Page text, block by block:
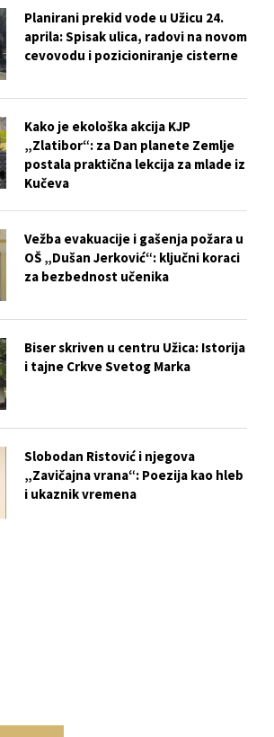
Planirani prekid vode u Užicu 24.
aprila: Spisak ulica, radovi na novom
cevovodu i pozicioniranje cisterne
Kako je ekološka akcija KJP
„Zlatibor“: za Dan planete Zemlje
postala praktična lekcija za mlade iz
Kučeva
Vežba evakuacije i gašenja požara u
OŠ „Dušan Jerković“: ključni koraci
za bezbednost učenika
Biser skriven u centru Užica: Istorija
i tajne Crkve Svetog Marka
Slobodan Ristović i njegova
„Zavičajna vrana“: Poezija kao hleb
i ukaznik vremena